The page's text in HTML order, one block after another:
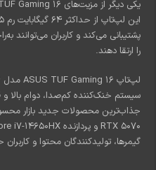
پشتیبانی می‌کند و کاربران می‌توانند
را ارتقا دهند.
سیستم خنک‌کننده کم‌صدا، دوام بالا و
جذاب‌ترین محصولات جدید بازار
گیمرها، تولیدکنندگان محتوا و